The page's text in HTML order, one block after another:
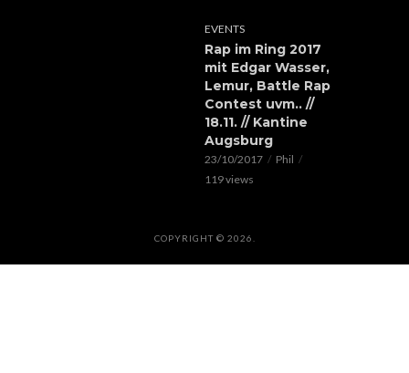
EVENTS
Rap im Ring 2017
mit Edgar Wasser,
Lemur, Battle Rap
Contest uvm.. //
18.11. // Kantine
Augsburg
23/10/2017
Phil
119 views
COPYRIGHT © 2026.